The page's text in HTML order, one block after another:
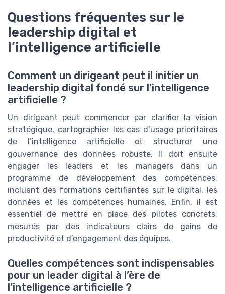
Questions fréquentes sur le
leadership digital et
l’intelligence artificielle
Comment un dirigeant peut il initier un
leadership digital fondé sur l’intelligence
artificielle ?
Un dirigeant peut commencer par clarifier la vision
stratégique, cartographier les cas d’usage prioritaires
de l’intelligence artificielle et structurer une
gouvernance des données robuste. Il doit ensuite
engager les leaders et les managers dans un
programme de développement des compétences,
incluant des formations certifiantes sur le digital, les
données et les compétences humaines. Enfin, il est
essentiel de mettre en place des pilotes concrets,
mesurés par des indicateurs clairs de gains de
productivité et d’engagement des équipes.
Quelles compétences sont indispensables
pour un leader digital à l’ère de
l’intelligence artificielle ?